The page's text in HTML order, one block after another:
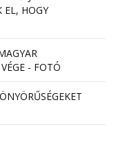
HOGY
- FOTÓ